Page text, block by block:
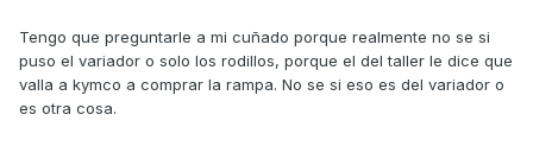
Tengo que preguntarle a mi cuñado porque realmente no se si
puso el variador o solo los rodillos, porque el del taller le dice que
valla a kymco a comprar la rampa. No se si eso es del variador o
es otra cosa.